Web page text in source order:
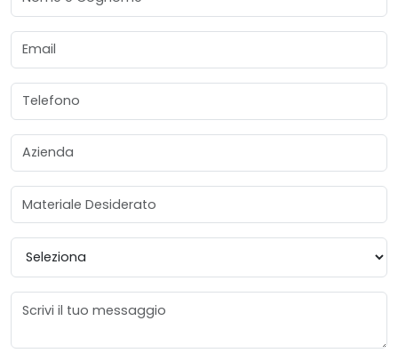
Email
Telefono
Azienda
Materiale Desiderato
Provincia
Messaggio